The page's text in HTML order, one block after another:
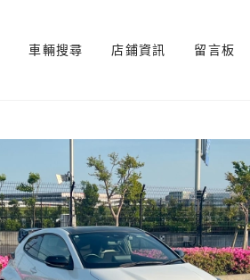
車輛搜尋 店鋪資訊 留言板